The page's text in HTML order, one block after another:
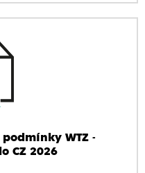
WTZ -
CZ 2026